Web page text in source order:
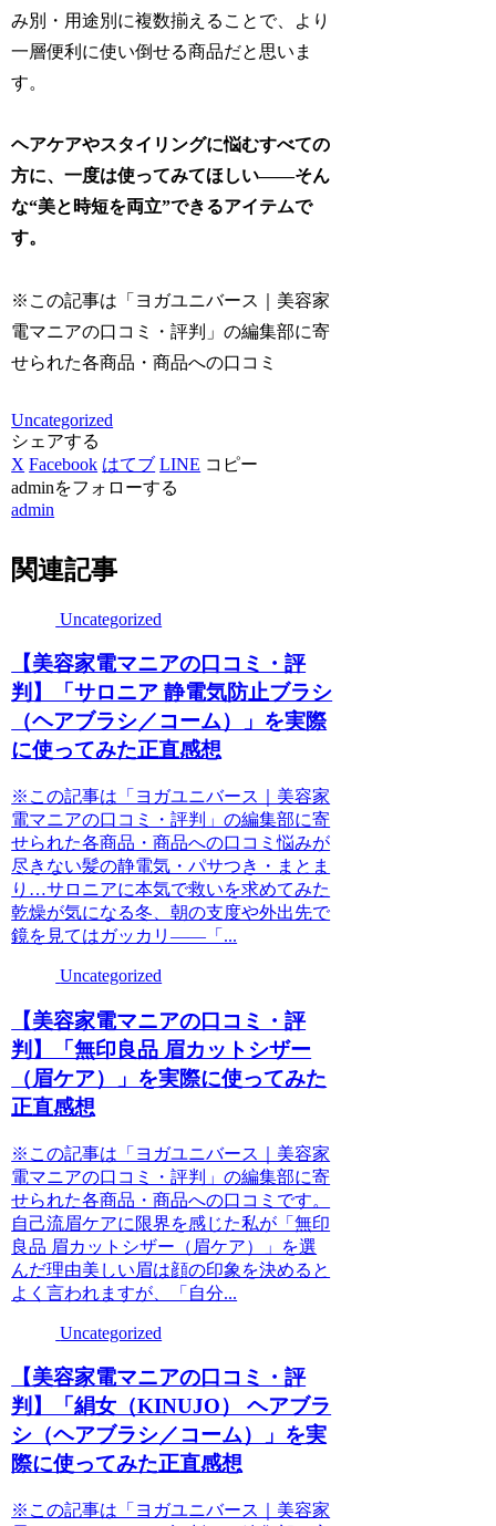
み別・用途別に複数揃えることで、より
一層便利に使い倒せる商品だと思いま
す。
ヘアケアやスタイリングに悩むすべての
方に、一度は使ってみてほしい――そん
な“美と時短を両立”できるアイテムで
す。
※この記事は「ヨガユニバース｜美容家
電マニアの口コミ・評判」の編集部に寄
せられた各商品・商品への口コミ
Uncategorized
シェアする
X Facebook はてブ LINE コピー
adminをフォローする
admin
関連記事
Uncategorized
【美容家電マニアの口コミ・評
判】「サロニア 静電気防止ブラシ
（ヘアブラシ／コーム）」を実際
に使ってみた正直感想
※この記事は「ヨガユニバース｜美容家
電マニアの口コミ・評判」の編集部に寄
せられた各商品・商品への口コミ悩みが
尽きない髪の静電気・パサつき・まとま
り…サロニアに本気で救いを求めてみた
乾燥が気になる冬、朝の支度や外出先で
鏡を見てはガッカリ——「...
Uncategorized
【美容家電マニアの口コミ・評
判】「無印良品 眉カットシザー
（眉ケア）」を実際に使ってみた
正直感想
※この記事は「ヨガユニバース｜美容家
電マニアの口コミ・評判」の編集部に寄
せられた各商品・商品への口コミです。
自己流眉ケアに限界を感じた私が「無印
良品 眉カットシザー（眉ケア）」を選
んだ理由美しい眉は顔の印象を決めると
よく言われますが、「自分...
Uncategorized
【美容家電マニアの口コミ・評
判】「絹女（KINUJO） ヘアブラ
シ（ヘアブラシ／コーム）」を実
際に使ってみた正直感想
※この記事は「ヨガユニバース｜美容家